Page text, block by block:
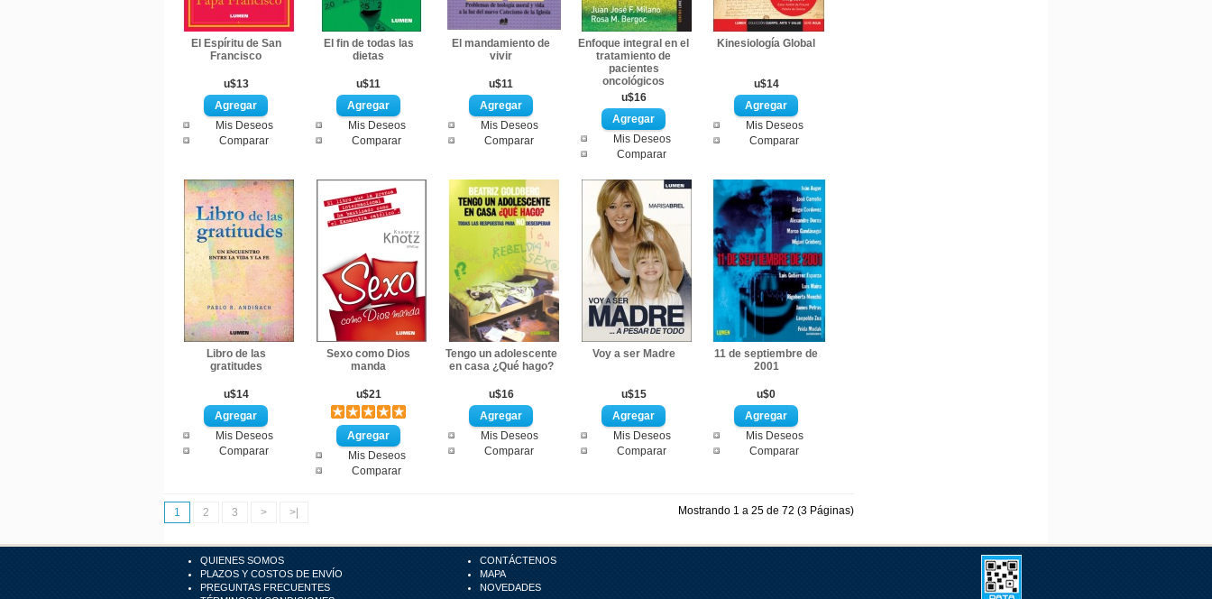
El Espíritu de San
Francisco
u$13
Mis Deseos
Comparar
El fin de todas las
dietas
u$11
Mis Deseos
Comparar
El mandamiento de
vivir
u$11
Mis Deseos
Comparar
Enfoque integral en el
tratamiento de
pacientes
oncológicos
u$16
Mis Deseos
Comparar
Kinesiología Global
u$14
Mis Deseos
Comparar
Libro de las
gratitudes
u$14
Mis Deseos
Comparar
Sexo como Dios
manda
u$21
Mis Deseos
Comparar
Tengo un adolescente
en casa ¿Qué hago?
u$16
Mis Deseos
Comparar
Voy a ser Madre
u$15
Mis Deseos
Comparar
11 de septiembre de
2001
u$0
Mis Deseos
Comparar
1 2 3 > >| Mostrando 1 a 25 de 72 (3 Páginas)
QUIENES SOMOS
PLAZOS Y COSTOS DE ENVÍO
PREGUNTAS FRECUENTES
CONTÁCTENOS
MAPA
NOVEDADES